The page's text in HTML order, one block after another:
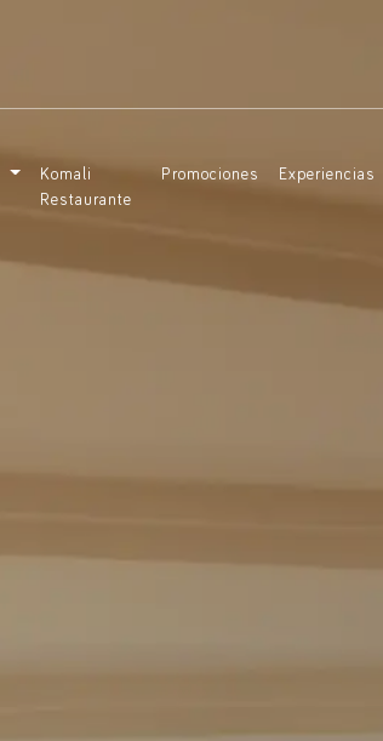
Komali
Restaurante
Promociones Experiencias